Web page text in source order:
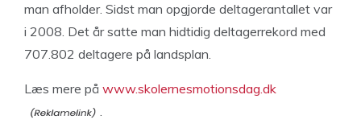
man afholder. Sidst man opgjorde deltagerantallet var
i 2008. Det år satte man hidtidig deltagerrekord med
707.802 deltagere på landsplan.
Læs mere på www.skolernesmotionsdag.dk
.